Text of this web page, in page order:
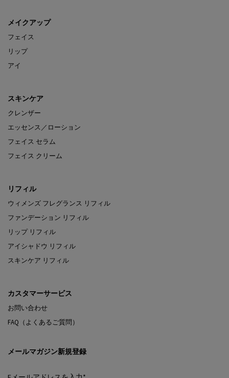
メイクアップ
フェイス
リップ
アイ
スキンケア
クレンザー
エッセンス／ローション
フェイス セラム
フェイス クリーム
リフィル
ウィメンズ フレグランス リフィル
ファンデーション リフィル
リップ リフィル
アイシャドウ リフィル
スキンケア リフィル
カスタマーサービス
お問い合わせ
FAQ（よくあるご質問）
メールマガジン新規登録